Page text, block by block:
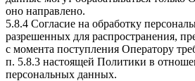
оно направлено.
5.8.4 Согласие на обработку
разрешенных для распространения,
с момента поступления Оператору
п. 5.8.3 настоящей Политики в
персональных данных.